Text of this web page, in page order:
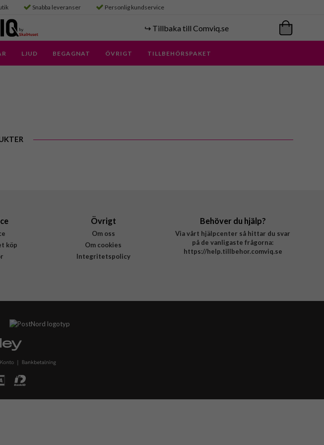
Snabba leveranser Personlig kundservice
↪️ Tillbaka till Comviq.se
LJUD BEGAGNAT ÖVRIGT TILLBEHÖRSPAKET
köp
Övrigt
Om oss
Om cookies
Integritetspolicy
Behöver du hjälp?
Via vårt hjälpcenter så hittar du svar
på de vanligaste frågorna:
https://help.tillbehor.comviq.se